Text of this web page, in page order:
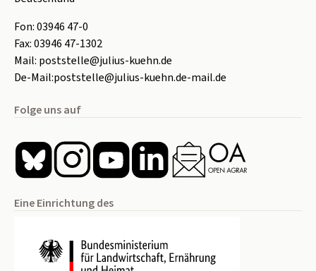
Fon:03946 47-0
Fax:03946 47-1302
Mail: poststelle@julius-kuehn.de
De-Mail:poststelle@julius-kuehn.de-mail.de
Folge uns auf
Eine Einrichtung des